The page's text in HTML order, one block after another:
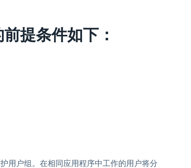
提条件如下：
用户组。在相同应用程序中工作的用户将分